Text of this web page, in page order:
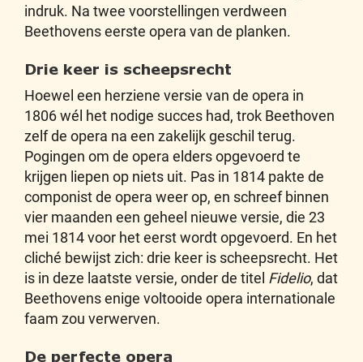
indruk. Na twee voorstellingen verdween
Beethovens eerste opera van de planken.
Drie keer is scheepsrecht
Hoewel een herziene versie van de opera in
1806 wél het nodige succes had, trok Beethoven
zelf de opera na een zakelijk geschil terug.
Pogingen om de opera elders opgevoerd te
krijgen liepen op niets uit. Pas in 1814 pakte de
componist de opera weer op, en schreef binnen
vier maanden een geheel nieuwe versie, die 23
mei 1814 voor het eerst wordt opgevoerd. En het
cliché bewijst zich: drie keer is scheepsrecht. Het
is in deze laatste versie, onder de titel Fidelio, dat
Beethovens enige voltooide opera internationale
faam zou verwerven.
De perfecte opera